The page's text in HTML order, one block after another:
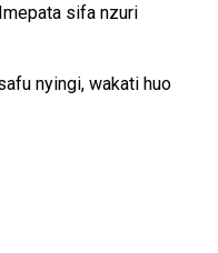
sifa nzuri
nyingi, wakati huo